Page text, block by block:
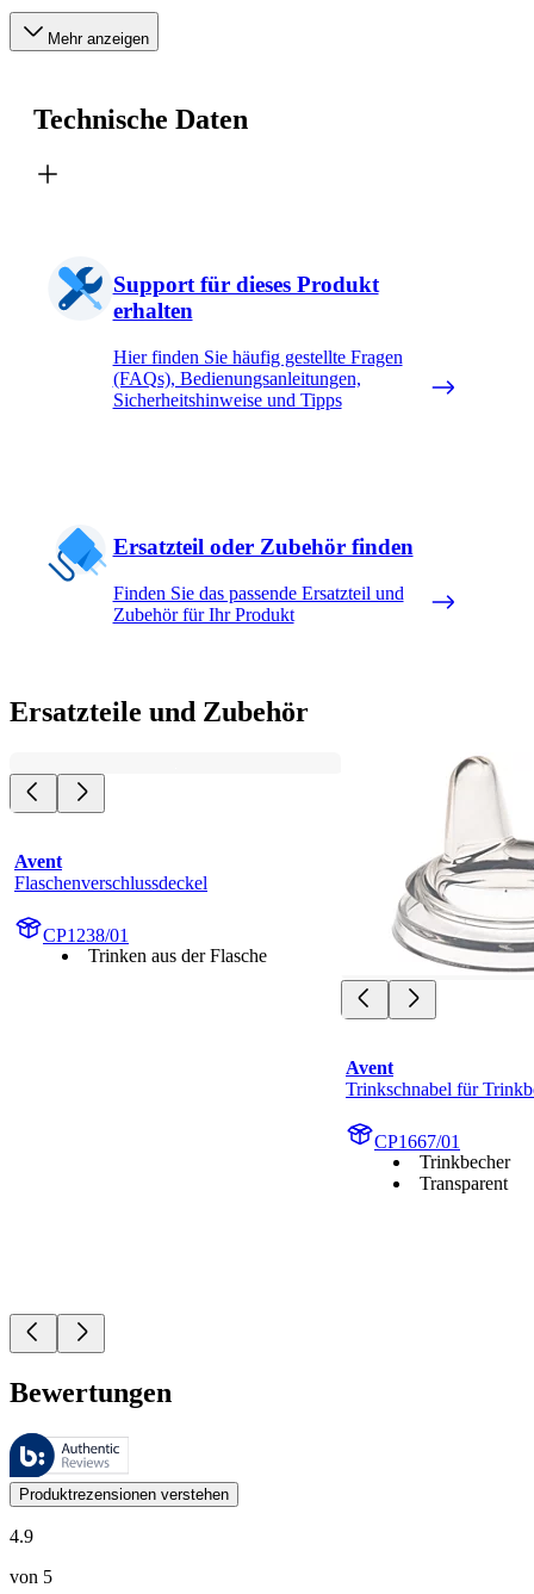
Mehr anzeigen
Technische Daten
Support für dieses Produkt
erhalten
Hier finden Sie häufig gestellte Fragen
(FAQs), Bedienungsanleitungen,
Sicherheitshinweise und Tipps
Ersatzteil oder Zubehör finden
Finden Sie das passende Ersatzteil und
Zubehör für Ihr Produkt
Ersatzteile und Zubehör
Avent
Flaschenverschlussdeckel
CP1238/01
Trinken aus der Flasche
Avent
Trinkschnabel für
CP1667/01
Trinkbecher
Transparent
Bewertungen
Diese Bewertungen werden von Bazaarvoice verwaltet und
Kundenmeinungen in Form von Produkt- und Sternebewertungen
Produktrezensionen verstehen
4.9
von 5